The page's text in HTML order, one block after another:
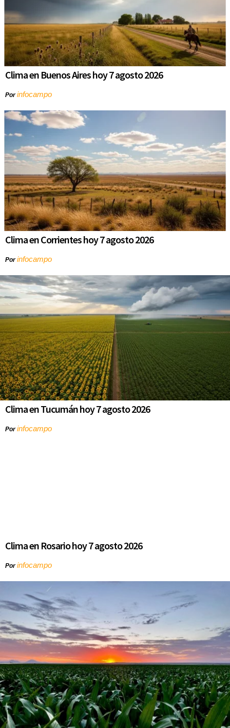
Clima en Buenos Aires hoy 7 agosto 2026
Porinfocampo
Clima en Corrientes hoy 7 agosto 2026
Porinfocampo
Clima en Tucumán hoy 7 agosto 2026
Porinfocampo
Clima en Rosario hoy 7 agosto 2026
Porinfocampo